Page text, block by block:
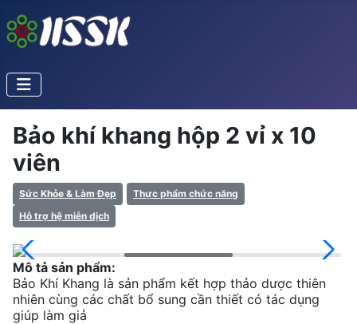
Bảo khí khang hộp 2 vỉ x 10
viên
Sức Khỏe & Làm Đẹp
Thực phẩm chức năng
Hỗ trợ hệ miễn dịch
Mô tả sản phẩm:
Bảo Khí Khang là sản phẩm kết hợp thảo dược thiên
nhiên cùng các chất bổ sung cần thiết có tác dụng
giúp làm giả